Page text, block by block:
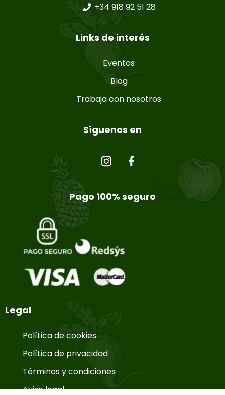
+34 918 92 51 28
Links de interés
Eventos
Blog
Trabaja con nosotros
Síguenos en
Pago 100% seguro
Legal
Política de cookies
Política de privacidad
Términos y condiciones
Aviso legal